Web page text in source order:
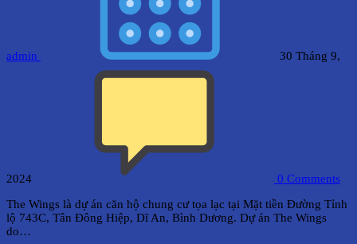
admin 30 Tháng 9,
2024 0 Comments
The Wings là dự án căn hộ chung cư tọa lạc tại Mặt tiền Đường Tỉnh
lộ 743C, Tân Đông Hiệp, Dĩ An, Bình Dương. Dự án The Wings
do…